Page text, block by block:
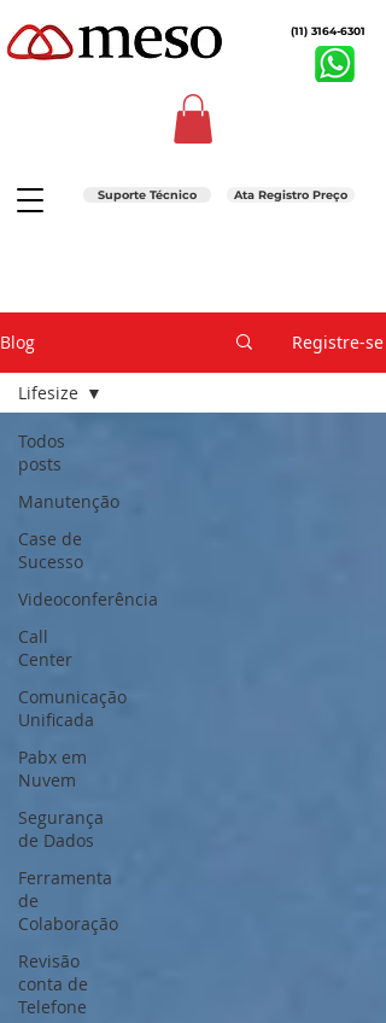
(11) 3164-6301
Suporte Técnico Ata Registro Preço
Blog Registre-se
Todos
posts
Manutenção
Case de
Sucesso
Videoconferência
Call
Center
Comunicação
Unificada
Pabx em
Nuvem
Segurança
de Dados
Ferramenta
de
Colaboração
Revisão
conta de
Telefone
Lifesize